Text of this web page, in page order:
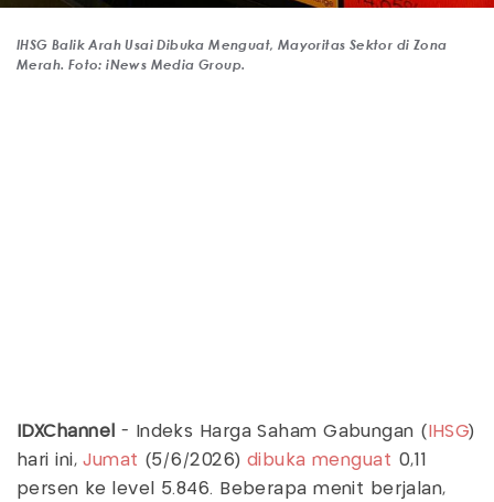
IHSG Balik Arah Usai Dibuka Menguat, Mayoritas Sektor di Zona
Merah. Foto: iNews Media Group.
IDXChannel - Indeks Harga Saham Gabungan ( IHSG)
hari ini,Jumat (5/6/2026) dibuka menguat 0,11
persen ke level 5.846. Beberapa menit berjalan,